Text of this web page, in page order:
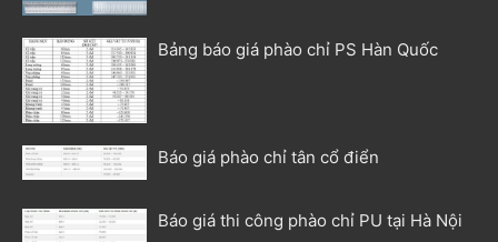
Bảng báo giá phào chỉ PS Hàn Quốc
Báo giá phào chỉ tân cổ điển
Báo giá thi công phào chỉ PU tại Hà Nội